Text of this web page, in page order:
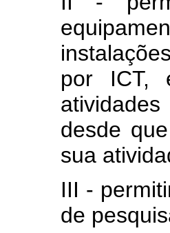
por ICT,
desde
sua
III -
de